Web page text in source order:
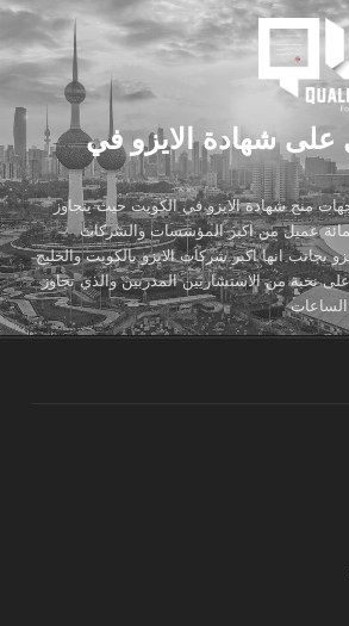
على شهادة الايزو في
منح شهادة الايزو في الكويت حيث يتجاوز
عميل من اكبر المؤسسات والشركات
بجانب انها اكبر شركات الايزو بالكويت والخليج
نخبة من الاستشاريين المدربين والذي تجاوز